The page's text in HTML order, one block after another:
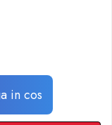
in cos